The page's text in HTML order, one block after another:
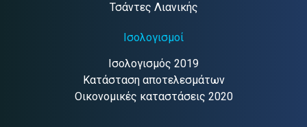
Τσάντες Λιανικής
Ισολογισμοί
Ισολογισμός 2019
Κατάσταση αποτελεσμάτων
Οικονομικές καταστάσεις 2020